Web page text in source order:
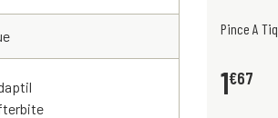
Pince A
1€67